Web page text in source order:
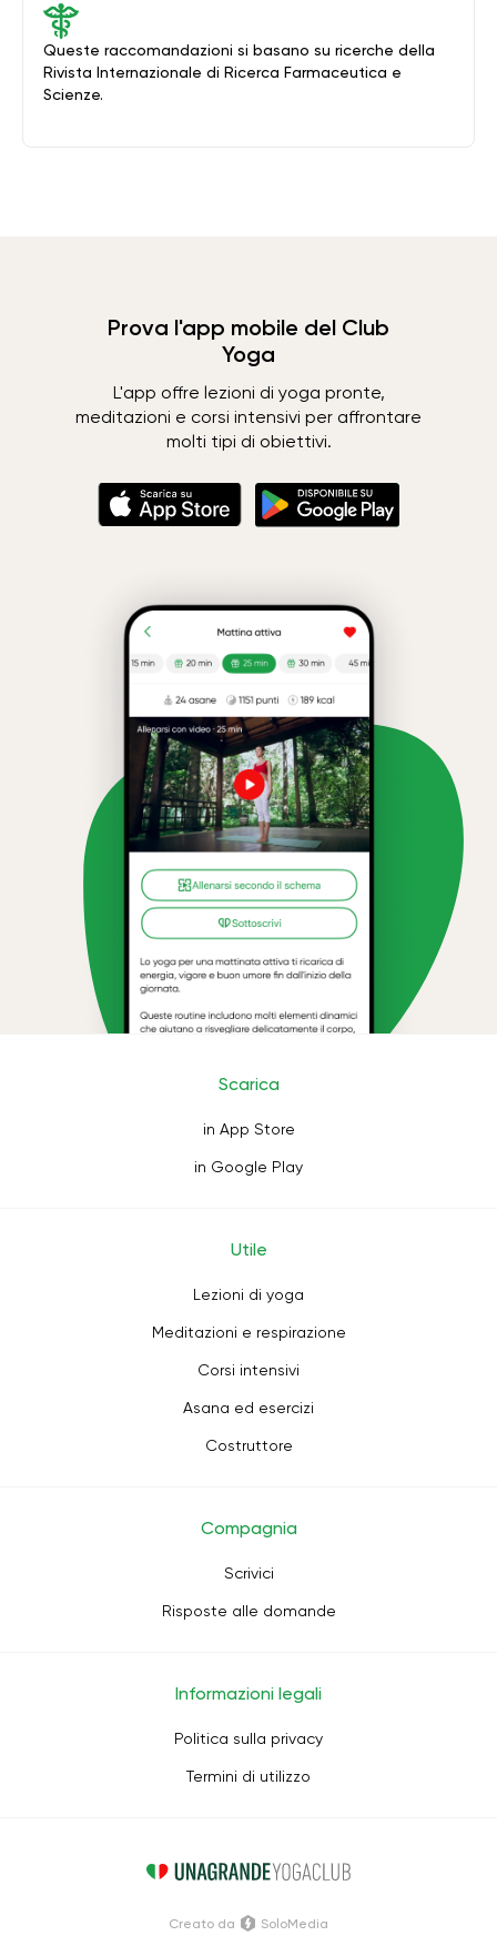
Queste raccomandazioni si basano su ricerche della
Rivista Internazionale di Ricerca Farmaceutica e
Scienze.
Prova l'app mobile del Club
Yoga
L'app offre lezioni di yoga pronte,
meditazioni e corsi intensivi per affrontare
molti tipi di obiettivi.
Scarica
in App Store
in Google Play
Utile
Lezioni di yoga
Meditazioni e respirazione
Corsi intensivi
Asana ed esercizi
Costruttore
Compagnia
Scrivici
Risposte alle domande
Informazioni legali
Politica sulla privacy
Termini di utilizzo
Creato da SoloMedia